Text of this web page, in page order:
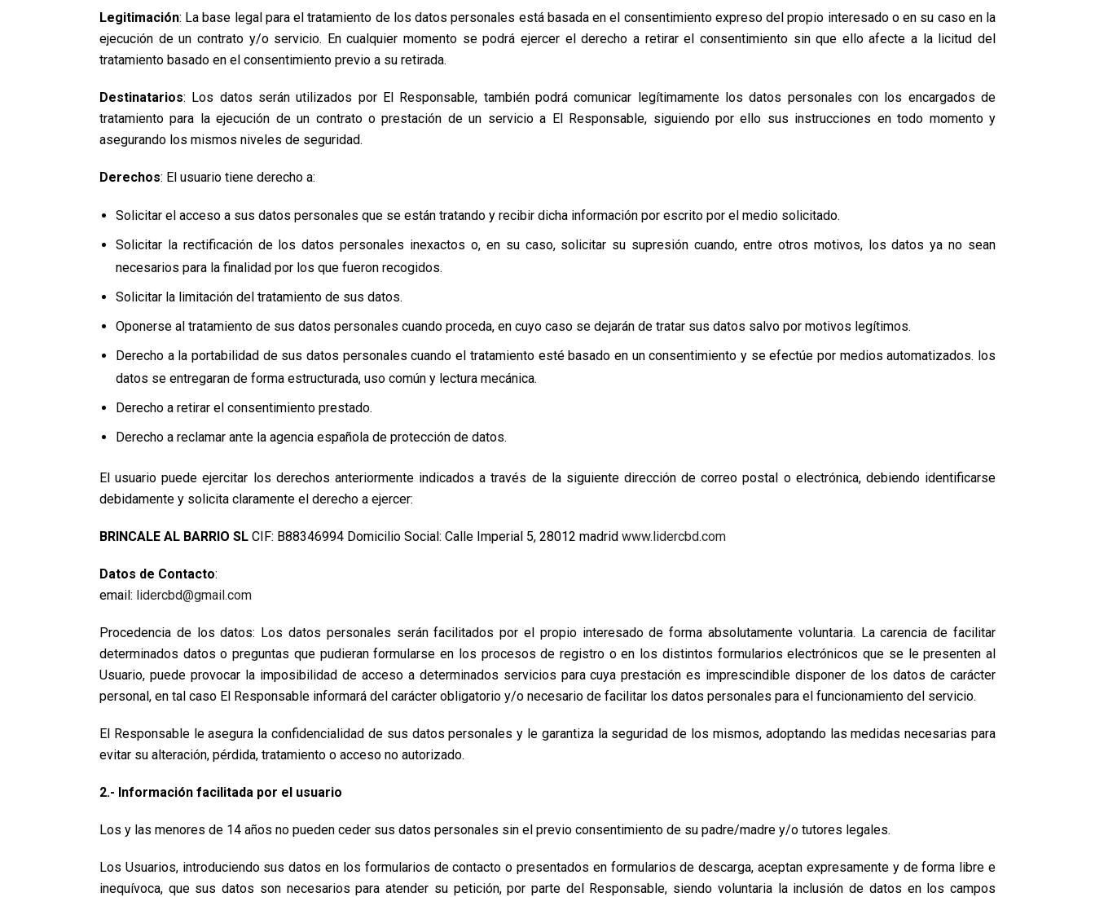
Legitimación: La base legal para el tratamiento de los datos personales está basada en el consentimiento expreso del propio interesado o en su caso en la
ejecución de un contrato y/o servicio. En cualquier momento se podrá ejercer el derecho a retirar el consentimiento sin que ello afecte a la licitud del
tratamiento basado en el consentimiento previo a su retirada.
Destinatarios: Los datos serán utilizados por El Responsable, también podrá comunicar legítimamente los datos personales con los encargados de
tratamiento para la ejecución de un contrato o prestación de un servicio a El Responsable, siguiendo por ello sus instrucciones en todo momento y
asegurando los mismos niveles de seguridad.
Derechos: El usuario tiene derecho a:
Solicitar el acceso a sus datos personales que se están tratando y recibir dicha información por escrito por el medio solicitado.
Solicitar la rectificación de los datos personales inexactos o, en su caso, solicitar su supresión cuando, entre otros motivos, los datos ya no sean
necesarios para la finalidad por los que fueron recogidos.
Solicitar la limitación del tratamiento de sus datos.
Oponerse al tratamiento de sus datos personales cuando proceda, en cuyo caso se dejarán de tratar sus datos salvo por motivos legítimos.
Derecho a la portabilidad de sus datos personales cuando el tratamiento esté basado en un consentimiento y se efectúe por medios automatizados. los
datos se entregaran de forma estructurada, uso común y lectura mecánica.
Derecho a retirar el consentimiento prestado.
Derecho a reclamar ante la agencia española de protección de datos.
El usuario puede ejercitar los derechos anteriormente indicados a través de la siguiente dirección de correo postal o electrónica, debiendo identificarse
debidamente y solicita claramente el derecho a ejercer:
BRINCALE AL BARRIO SL CIF: B88346994 Domicilio Social: Calle Imperial 5, 28012 madrid www.lidercbd.com
Datos de Contacto:
email: lidercbd@gmail.com
Procedencia de los datos: Los datos personales serán facilitados por el propio interesado de forma absolutamente voluntaria. La carencia de facilitar
determinados datos o preguntas que pudieran formularse en los procesos de registro o en los distintos formularios electrónicos que se le presenten al
Usuario, puede provocar la imposibilidad de acceso a determinados servicios para cuya prestación es imprescindible disponer de los datos de carácter
personal, en tal caso El Responsable informará del carácter obligatorio y/o necesario de facilitar los datos personales para el funcionamiento del servicio.
El Responsable le asegura la confidencialidad de sus datos personales y le garantiza la seguridad de los mismos, adoptando las medidas necesarias para
evitar su alteración, pérdida, tratamiento o acceso no autorizado.
2.- Información facilitada por el usuario
Los y las menores de 14 años no pueden ceder sus datos personales sin el previo consentimiento de su padre/madre y/o tutores legales.
Los Usuarios, introduciendo sus datos en los formularios de contacto o presentados en formularios de descarga, aceptan expresamente y de forma libre e
inequívoca, que sus datos son necesarios para atender su petición, por parte del Responsable, siendo voluntaria la inclusión de datos en los campos